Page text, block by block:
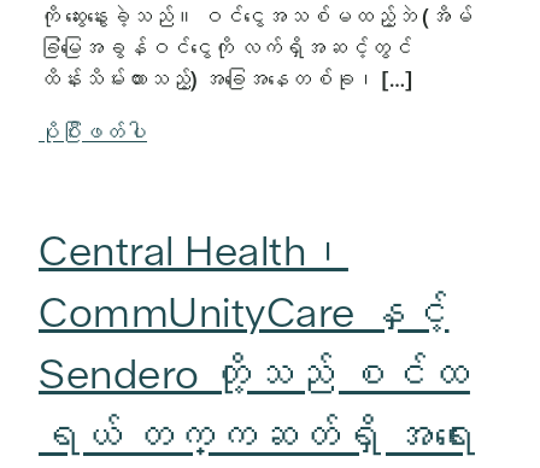
ကို ဆွေးနွေးခဲ့သည်။ ဝင်ငွေအသစ်မထည့်ဘဲ (အိမ်
ခြံမြေအခွန်ဝင်ငွေကို လက်ရှိအဆင့်တွင်
ထိန်းသိမ်းထားသည့်) အခြေအနေတစ်ခု၊ […]
ပိုပြီးဖတ်ပါ
Central Health၊
CommUnityCare နှင့်
Sendero တို့သည် စင်ထ
ရယ် တက္ကဆတ်ရှိ အရေး